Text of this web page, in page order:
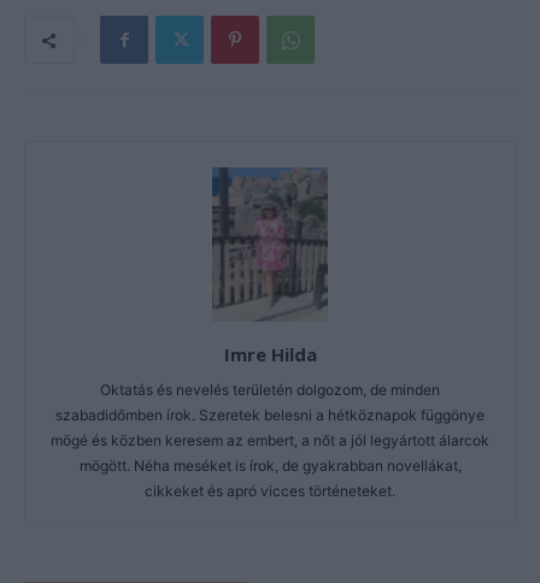
Imre Hilda
Oktatás és nevelés területén dolgozom, de minden
szabadidőmben írok. Szeretek belesni a hétköznapok függönye
mögé és közben keresem az embert, a nőt a jól legyártott álarcok
mögött. Néha meséket is írok, de gyakrabban novellákat,
cikkeket és apró vicces történeteket.